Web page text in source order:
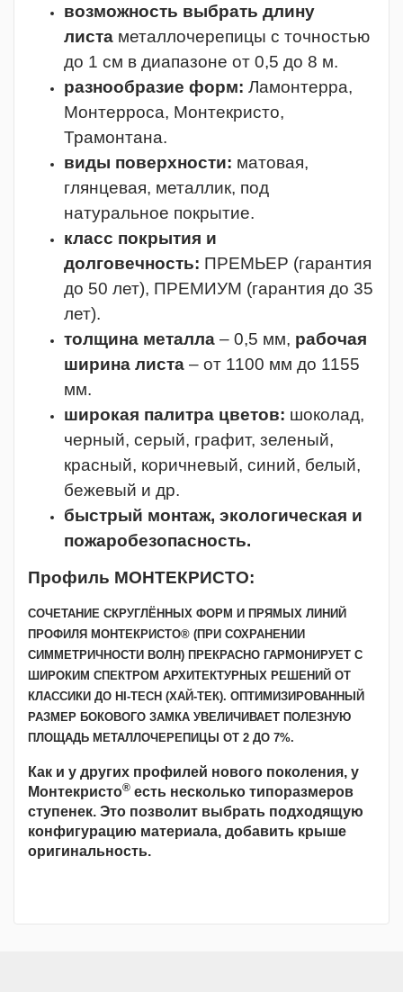
возможность выбрать длину
листа металлочерепицы с точностью
до 1 см в диапазоне от 0,5 до 8 м.
разнообразие форм: Ламонтерра,
Монтерроса, Монтекристо,
Трамонтана.
виды поверхности: матовая,
глянцевая, металлик, под
натуральное покрытие.
класс покрытия и
долговечность: ПРЕМЬЕР (гарантия
до 50 лет), ПРЕМИУМ (гарантия до 35
лет).
толщина металла – 0,5 мм, рабочая
ширина листа – от 1100 мм до 1155
мм.
широкая палитра цветов: шоколад,
черный, серый, графит, зеленый,
красный, коричневый, синий, белый,
бежевый и др.
быстрый монтаж, экологическая и
пожаробезопасность.
Профиль МОНТЕКРИСТО:
СОЧЕТАНИЕ СКРУГЛЁННЫХ ФОРМ И ПРЯМЫХ ЛИНИЙ
ПРОФИЛЯ МОНТЕКРИСТО® (ПРИ СОХРАНЕНИИ
СИММЕТРИЧНОСТИ ВОЛН) ПРЕКРАСНО ГАРМОНИРУЕТ С
ШИРОКИМ СПЕКТРОМ АРХИТЕКТУРНЫХ РЕШЕНИЙ ОТ
КЛАССИКИ ДО HI-TECH (ХАЙ-ТЕК). ОПТИМИЗИРОВАННЫЙ
РАЗМЕР БОКОВОГО ЗАМКА УВЕЛИЧИВАЕТ ПОЛЕЗНУЮ
ПЛОЩАДЬ МЕТАЛЛОЧЕРЕПИЦЫ ОТ 2 ДО 7%.
Как и у других профилей нового поколения, у
Монтекристо® есть несколько типоразмеров
ступенек. Это позволит выбрать подходящую
конфигурацию материала, добавить крыше
оригинальность.